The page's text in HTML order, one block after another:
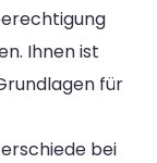
Ihnen ist
für
bei